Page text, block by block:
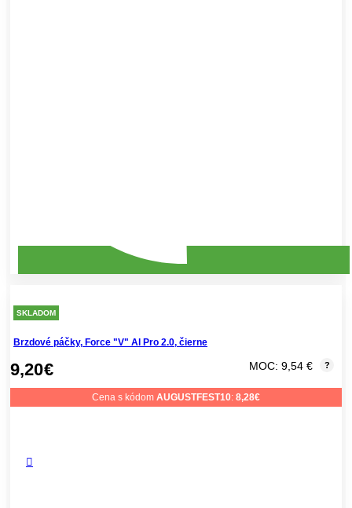
SKLADOM
Brzdové páčky, Force "V" Al Pro 2.0, čierne
9,20€ MOC: 9,54 € ?
Cena s kódom AUGUSTFEST10: 8,28€